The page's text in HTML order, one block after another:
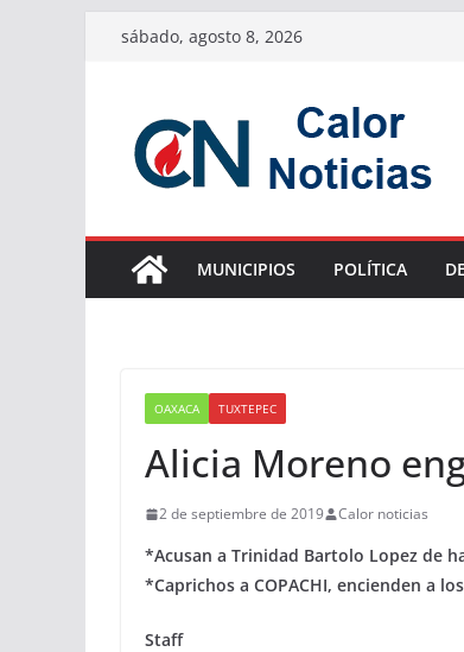
Saltarsábado, agosto 8, 2026
MUNICIPIOS POLÍTICA
OAXACA TUXTEPEC
Alicia Moreno
2 de septiembre de 2019 Calor noticias
*Acusan a Trinidad Bartolo Lopez de
*Caprichos a COPACHI, encienden a
Staff